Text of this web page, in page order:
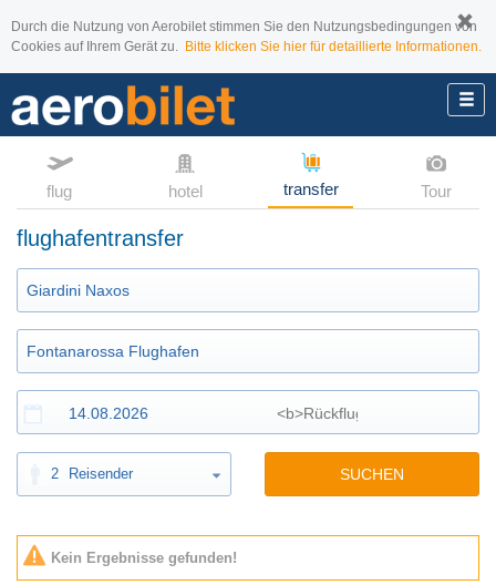
Durch die Nutzung von Aerobilet stimmen Sie den Nutzungsbedingungen von
Cookies auf Ihrem Gerät zu. Bitte klicken Sie hier für detaillierte Informationen.
flug hotel transfer Tour
flughafentransfer
2 Reisender SUCHEN
Kein Ergebnisse gefunden!